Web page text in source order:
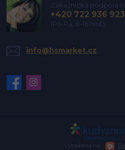
Zákaznická podpora
+420 722 936 923
(Po-Pá, 8-16 hod.)
info@hsmarket.cz
Vytvořeno na